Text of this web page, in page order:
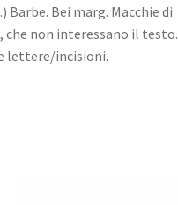
Barbe. Bei marg. Macchie di
che non interessano il testo.
lettere/incisioni.